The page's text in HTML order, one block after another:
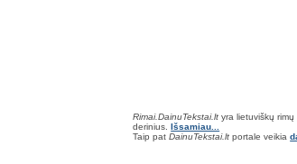
Rimai.DainuTekstai.lt yra lietuviškų
derinius.Išsamiau...
Taip patDainuTekstai.lt portale veikia